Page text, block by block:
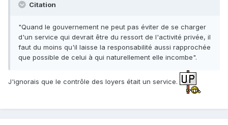
Citation
"Quand le gouvernement ne peut pas éviter de se charger
d'un service qui devrait être du ressort de l'activité privée, il
faut du moins qu'il laisse la responsabilité aussi rapprochée
que possible de celui à qui naturellement elle incombe".
J'ignorais que le contrôle des loyers était un service.